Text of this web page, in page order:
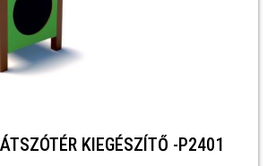
KIEGÉSZÍTŐ -P2401